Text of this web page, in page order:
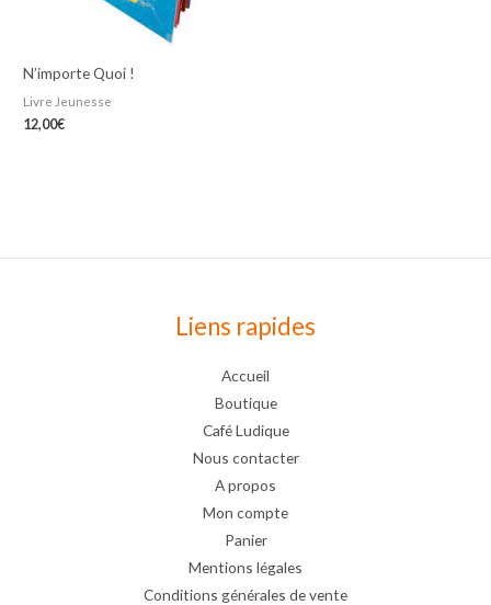
N’importe Quoi !
Livre Jeunesse
12,00€
Liens rapides
Accueil
Boutique
Café Ludique
Nous contacter
A propos
Mon compte
Panier
Mentions légales
Conditions générales de vente